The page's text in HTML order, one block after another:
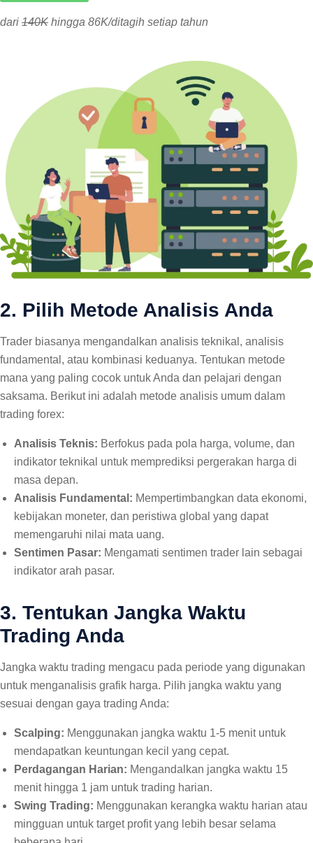
dari 140K hingga 86K/ditagih setiap tahun
2. Pilih Metode Analisis Anda
Trader biasanya mengandalkan analisis teknikal, analisis
fundamental, atau kombinasi keduanya. Tentukan metode
mana yang paling cocok untuk Anda dan pelajari dengan
saksama. Berikut ini adalah metode analisis umum dalam
trading forex:
Analisis Teknis: Berfokus pada pola harga, volume, dan
indikator teknikal untuk memprediksi pergerakan harga di
masa depan.
Analisis Fundamental: Mempertimbangkan data ekonomi,
kebijakan moneter, dan peristiwa global yang dapat
memengaruhi nilai mata uang.
Sentimen Pasar: Mengamati sentimen trader lain sebagai
indikator arah pasar.
3. Tentukan Jangka Waktu
Trading Anda
Jangka waktu trading mengacu pada periode yang digunakan
untuk menganalisis grafik harga. Pilih jangka waktu yang
sesuai dengan gaya trading Anda:
Scalping: Menggunakan jangka waktu 1-5 menit untuk
mendapatkan keuntungan kecil yang cepat.
Perdagangan Harian: Mengandalkan jangka waktu 15
menit hingga 1 jam untuk trading harian.
Swing Trading: Menggunakan kerangka waktu harian atau
mingguan untuk target profit yang lebih besar selama